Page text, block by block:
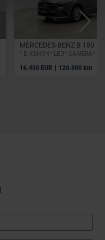
MERCEDES-BENZ B 180
16.450 EUR | 120.000 km